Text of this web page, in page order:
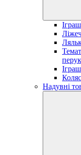
Надувні